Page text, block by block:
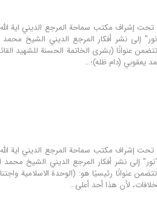
إلى نشر أفكار المرجع الديني الشيخ
عنوانًا (بشری الخاتمة الحسنة للشهید
يعقوبي (دام ظله)؛…
إلى نشر أفكار المرجع الديني الشيخ محمد
عنوانًا رئيسيًا هو: (الوحدة الاسلامیة
لأن هذا أحد أعلى…